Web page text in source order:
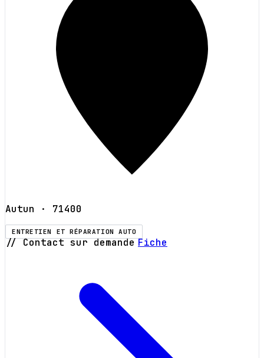
Autun · 71400
ENTRETIEN ET RÉPARATION AUTO
// Contact sur demande Fiche